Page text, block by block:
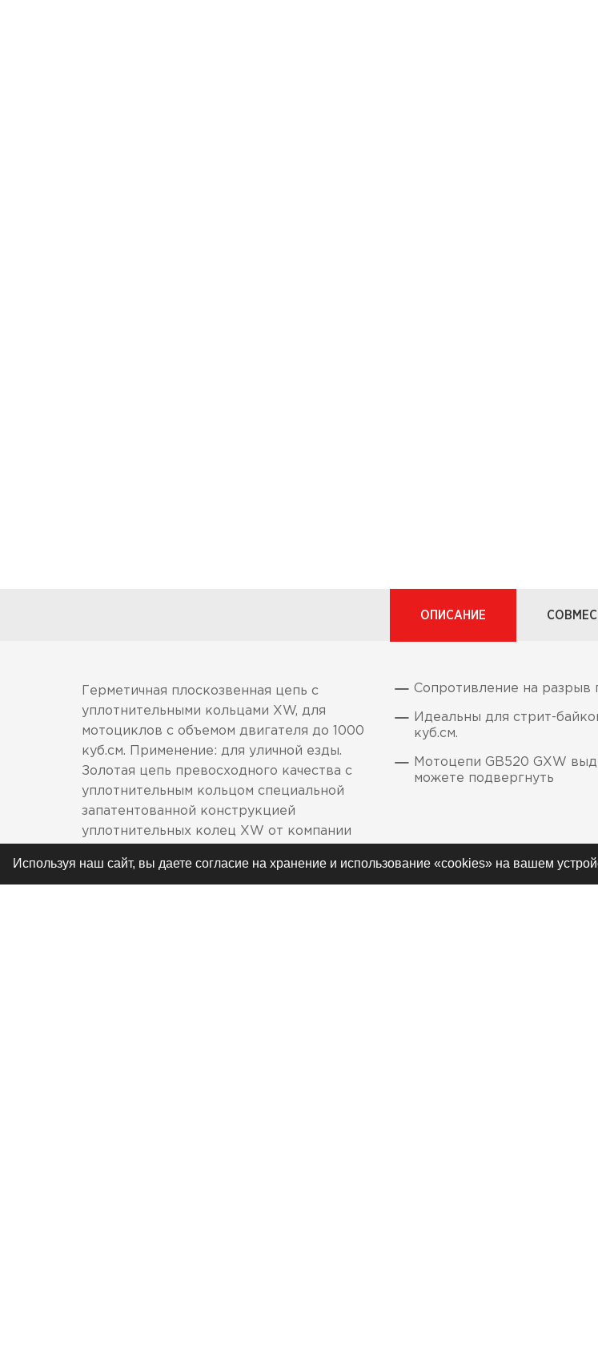
Используя наш сайт, вы даете согласие на хранение и использование «cookies» на вашем
ОПИСАНИЕ
Герметичная плоскозвенная цепь с
уплотнительными кольцами XW, для
мотоциклов с объемом двигателя до 1000
куб.см. Применение: для уличной езды.
Золотая цепь превосходного качества с
уплотнительным кольцом специальной
запатентованной конструкцией
уплотнительных колец XW от компании
модели XW-Ring - лучшие из доступных
Сопротивление на разрыв
Идеальны для стрит-
куб.см.
Мотоцепи GB520 GXW
можете подвергнуть